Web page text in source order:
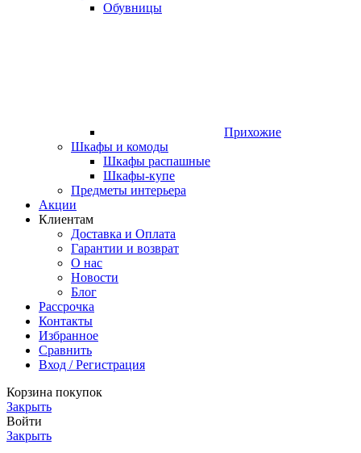
Обувницы
Прихожие
Шкафы и комоды
Шкафы распашные
Шкафы-купе
Предметы интерьера
Акции
Клиентам
Доставка и Оплата
Гарантии и возврат
О нас
Новости
Блог
Рассрочка
Контакты
Избранное
Сравнить
Вход / Регистрация
Корзина покупок
Закрыть
Войти
Закрыть